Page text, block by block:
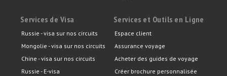
Services de Visa
Russie - visa sur nos circuits
Mongolie - visa sur nos circuits
Chine - visa sur nos circuits
Russie - E-visa
Services et Outils en Ligne
Espace client
Assurance voyage
Acheter des guides de voyage
Créer brochure personnalisée